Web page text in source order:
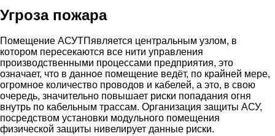
Угроза пожара
Помещение АСУТПявляется центральным узлом, в
котором пересекаются все нити управления
производственными процессами предприятия, это
означает, что в данное помещение ведёт, по крайней мере,
огромное количество проводов и кабелей, а это, в свою
очередь, значительно повышает риски попадания огня
внутрь по кабельным трассам. Организация защиты АСУ,
посредством установки модульного помещения
физической защиты нивелирует данные риски.